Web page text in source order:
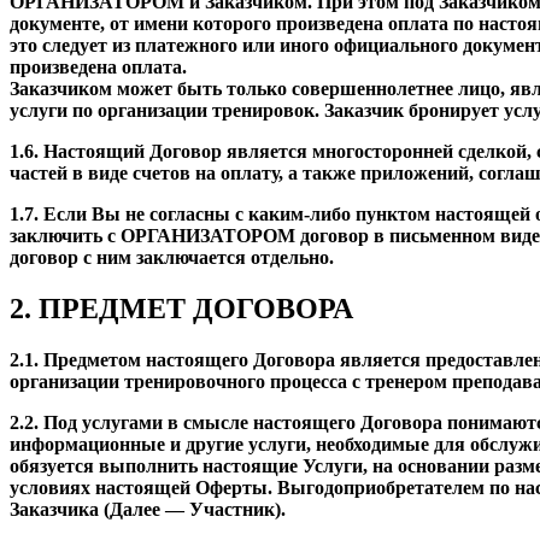
документе, от имени которого произведена оплата по
это следует из платежного или иного официального
произведена оплата.
Заказчиком может быть только совершеннолетнее лицо,
услуги по организации тренировок. Заказчик бронирует
1.6. Настоящий Договор является многосторонней
частей в виде счетов на оплату, а также приложений,
1.7. Если Вы не согласны с каким-либо пунктом
заключить с ОРГАНИЗАТОРОМ договор в письменном виде.
договор с ним заключается отдельно.
2. ПРЕДМЕТ ДОГОВОРА
2.1. Предметом настоящего Договора является
организации тренировочного процесса с тренером
2.2. Под услугами в смысле настоящего Договора
информационные и другие услуги, необходимые для
обязуется выполнить настоящие Услуги, на основании
условиях настоящей Оферты. Выгодоприобретателем по
Заказчика (Далее — Участник).